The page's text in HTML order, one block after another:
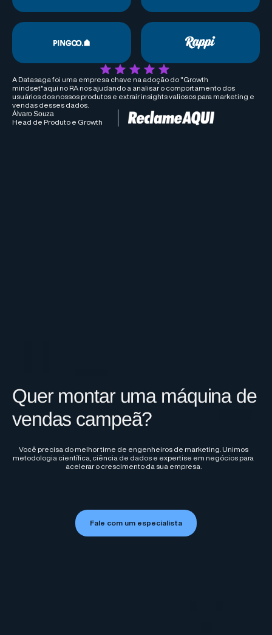
A Datasaga foi uma empresa chave na adoção do "Growth
mindset"aqui no RA nos ajudando a analisar o comportamento dos
usuários dos nossos produtos e extrair insights valiosos para marketing e
vendas desses dados.
Álvaro Souza
Head de Produto e Growth
Quer montar uma máquina de
vendas campeã?
Você precisa do melhor time de engenheiros de marketing. Unimos
metodologia científica, ciência de dados e expertise em negócios para
acelerar o crescimento da sua empresa.
Fale com um especialista